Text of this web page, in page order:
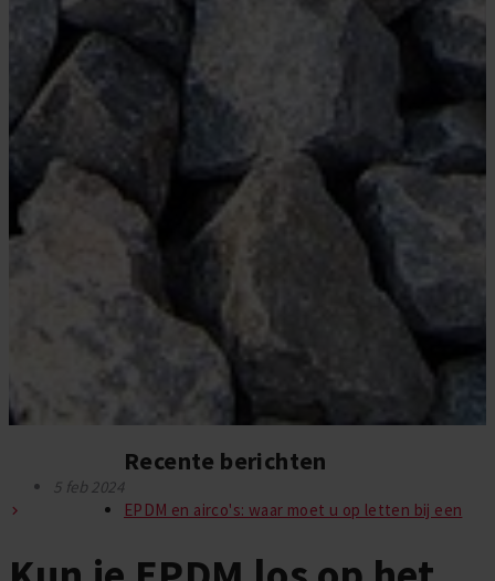
5 feb 2024
Recente berichten
EPDM en airco's: waar moet u op letten bij een